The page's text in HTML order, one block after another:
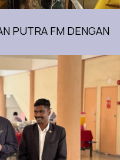
PUTRA FM DENGAN